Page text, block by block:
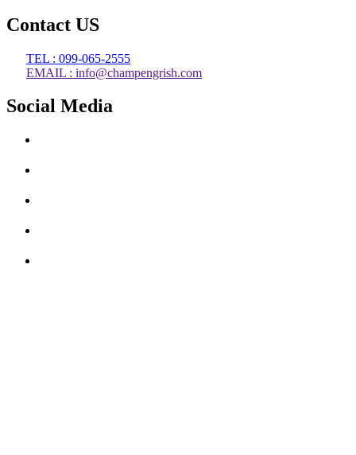
Contact US
TEL : 099-065-2555
EMAIL : info@champengrish.com
Social Media